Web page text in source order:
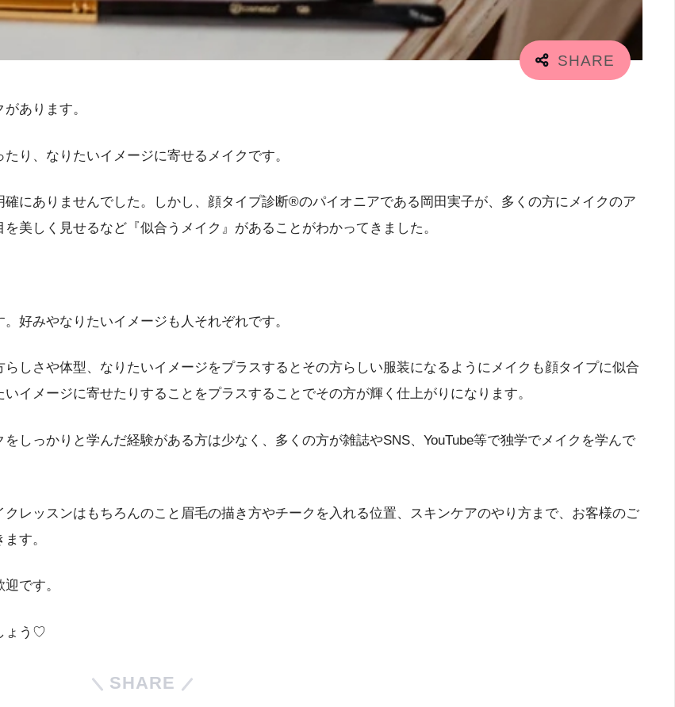
あります。
り、なりたいイメージに寄せるメイクです。
にありませんでした。しかし、顔タイプ診断®︎のパイオニアである岡田実子が、多くの方にメイクのア
美しく見せるなど『似合うメイク』があることがわかってきました。
好みやなりたいイメージも人それぞれです。
しさや体型、なりたいイメージをプラスするとその方らしい服装になるようにメイクも顔タイプに似合
イメージに寄せたりすることをプラスすることでその方が輝く仕上がりになります。
しっかりと学んだ経験がある方は少なく、多くの方が雑誌やSNS、YouTube等で独学でメイクを学んで
レッスンはもちろんのこと眉毛の描き方やチークを入れる位置、スキンケアのやり方まで、お客様のご
す。
です。
ょう♡
SHARE